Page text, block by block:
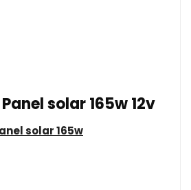
solar 165w 12v
solar 165w